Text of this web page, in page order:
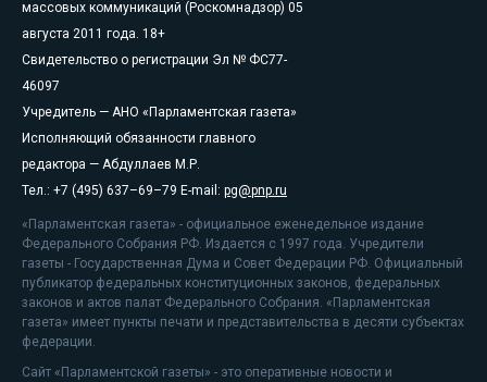
массовых коммуникаций (Роскомнадзор) 05
августа 2011 года. 18+
Свидетельство о регистрации Эл № ФС77-
46097
Учредитель — АНО «Парламентская газета»
Исполняющий обязанности главного
редактора — Абдуллаев М.Р.
Тел.: +7 (495) 637–69–79 E-mail: pg@pnp.ru
«Парламентская газета» - официальное еженедельное издание
Федерального Собрания РФ. Издается с 1997 года. Учредители
газеты - Государственная Дума и Совет Федерации РФ. Официальный
публикатор федеральных конституционных законов, федеральных
законов и актов палат Федерального Собрания. «Парламентская
газета» имеет пункты печати и представительства в десяти субъектах
федерации.
Сайт «Парламентской газеты» - это оперативные новости и